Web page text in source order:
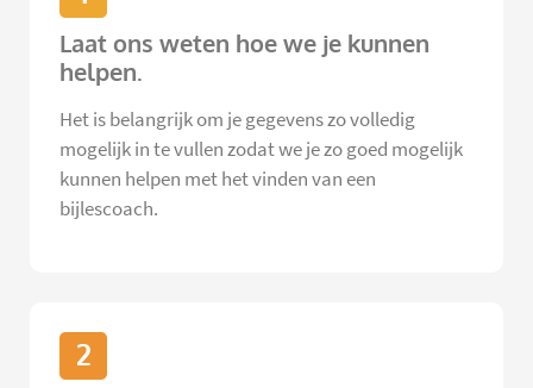
Laat ons weten hoe we je kunnen
helpen.
Het is belangrijk om je gegevens zo volledig
mogelijk in te vullen zodat we je zo goed mogelijk
kunnen helpen met het vinden van een
bijlescoach.
2